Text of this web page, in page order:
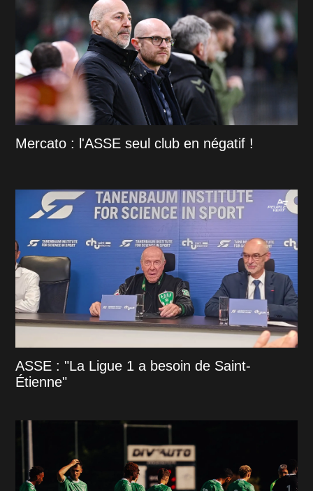
Mercato : l'ASSE seul club en négatif !
ASSE : "La Ligue 1 a besoin de Saint-
Étienne"